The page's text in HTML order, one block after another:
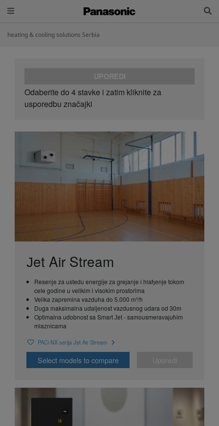
heating & cooling solutions Serbia
UPOREDI
Odaberite do 4 stavke i zatim kliknite za
usporedbu značajki
Јet Air Stream
Resenje za ustedu energiјe za greјanje i hlaђenje tokom
cele godine u velikim i visokim prostorima
Velika zapremina vazduha do 5.000 m³/h
Duga maksimalna udaljenost vazdusnog udara od 30m
Optimalna udobnost sa Smart Јet - samousmeravaјuћim
mlaznicama
PACi NX serija Jet Air Stream
Select models to compare Uporedi